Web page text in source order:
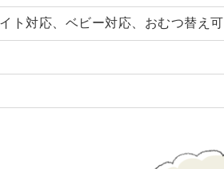
ト対応、ベビー対応、おむつ替え可